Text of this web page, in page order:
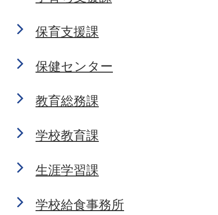
保育支援課
保健センター
教育総務課
学校教育課
生涯学習課
学校給食事務所